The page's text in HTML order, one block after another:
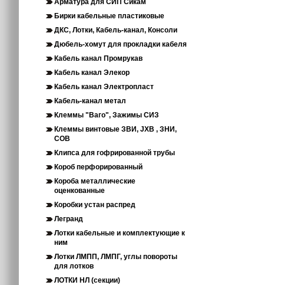
Бирки кабельные пластиковые
ДКС, Лотки, Кабель-канал, Консоли
Дюбель-хомут для прокладки кабеля
Кабель канал Промрукав
Кабель канал Элекор
Кабель канал Электропласт
Кабель-канал метал
Клеммы "Ваго", Зажимы СИЗ
Клеммы винтовые ЗВИ, JXB , ЗНИ,
СОВ
Клипса для гофрированной трубы
Короб перфорированный
Короба металлические
оценкованные
Коробки устан распред
Легранд
Лотки кабельные и комплектующие к
ним
Лотки ЛМПП, ЛМПГ, углы повороты
для лотков
ЛОТКИ НЛ (секции)